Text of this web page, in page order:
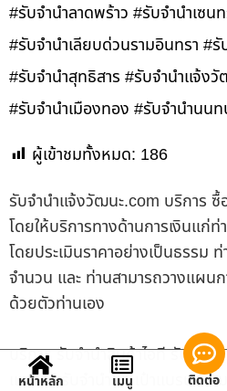
#รับจำนำลาดพร้าว #รับจำนำเซน
#รับจำนำเลียบด่วนรามอินทรา #
#รับจำนำสุทธิสาร #รับจำนำแจ้ง
#รับจำนำเมืองทอง #รับจำนำนน
ผู้เข้าชมทั้งหมด: 186
รับจํานําแจ้งวัฒนะ.com บริการ ซื้
โดยให้บริการทางด้านการเงินแก่ท่
โดยประเมินราคาอย่างเป็นธรรม
จำนวน และ ท่านสามารถวางแผน
ด้วยตัวท่านเอง
บริการ รับจำนำสินค้าไอที รับจำนำ
แบรนด์ รับจำนำกระเป๋าแบรนด์เน
หน้าหลัก เมนู ติดต่อ